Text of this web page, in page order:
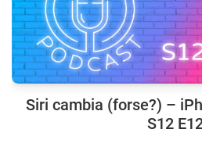
Siri cambia (forse?) –
S12